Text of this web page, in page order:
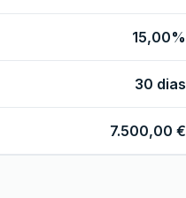
15,00%
30 dias
7.500,00 €